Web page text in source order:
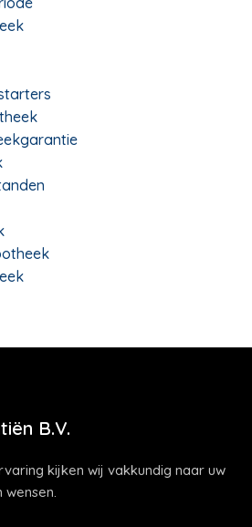
B.V.
kijken wij vakkundig naar uw